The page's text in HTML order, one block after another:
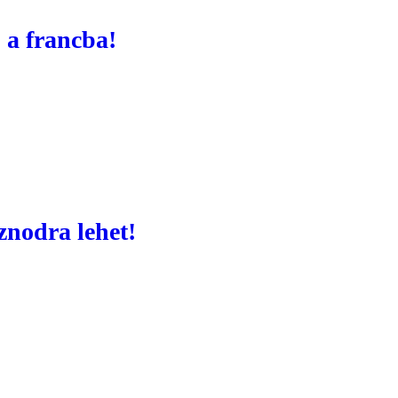
a francba!
lehet!